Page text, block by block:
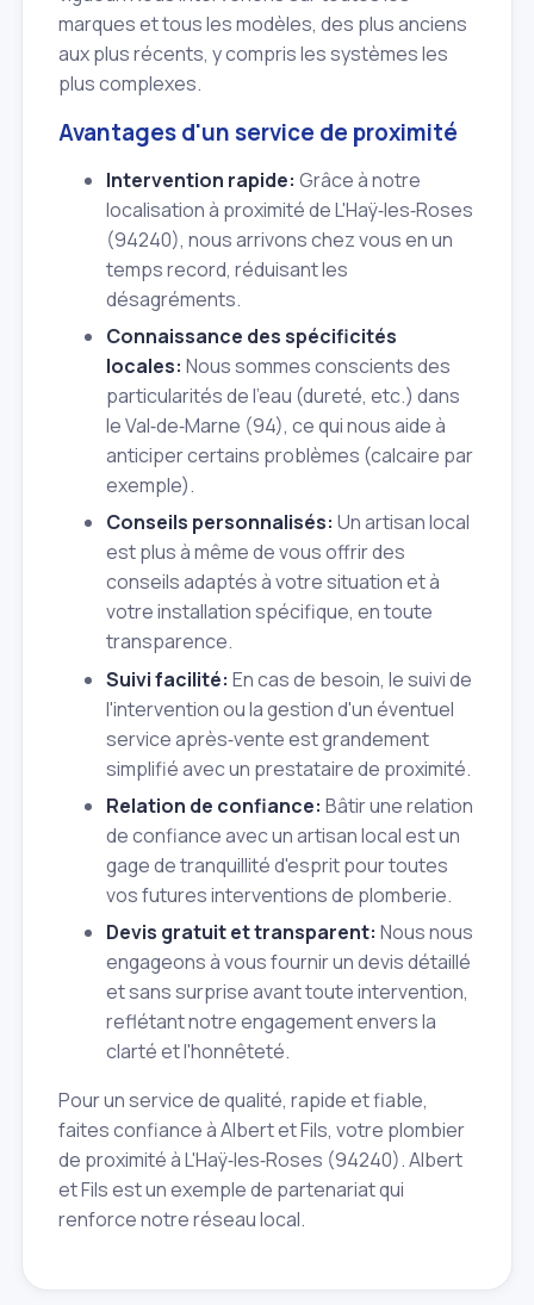
marques et tous les modèles, des plus anciens
aux plus récents, y compris les systèmes les
plus complexes.
Avantages d'un service de proximité
Intervention rapide: Grâce à notre
localisation à proximité de L'Haÿ‑les‑Roses
(94240), nous arrivons chez vous en un
temps record, réduisant les
désagréments.
Connaissance des spécificités
locales: Nous sommes conscients des
particularités de l'eau (dureté, etc.) dans
le Val‑de‑Marne (94), ce qui nous aide à
anticiper certains problèmes (calcaire par
exemple).
Conseils personnalisés: Un artisan local
est plus à même de vous offrir des
conseils adaptés à votre situation et à
votre installation spécifique, en toute
transparence.
Suivi facilité: En cas de besoin, le suivi de
l'intervention ou la gestion d'un éventuel
service après‑vente est grandement
simplifié avec un prestataire de proximité.
Relation de confiance: Bâtir une relation
de confiance avec un artisan local est un
gage de tranquillité d'esprit pour toutes
vos futures interventions de plomberie.
Devis gratuit et transparent: Nous nous
engageons à vous fournir un devis détaillé
et sans surprise avant toute intervention,
reflétant notre engagement envers la
clarté et l'honnêteté.
Pour un service de qualité, rapide et fiable,
faites confiance à Albert et Fils, votre plombier
de proximité à L'Haÿ‑les‑Roses (94240). Albert
et Fils est un exemple de partenariat qui
renforce notre réseau local.